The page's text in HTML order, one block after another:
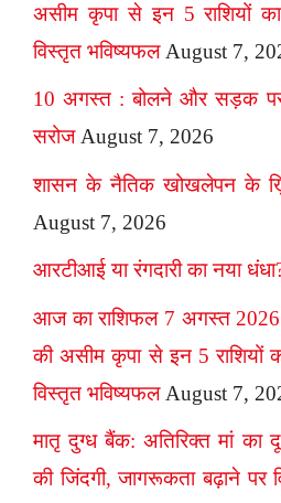
असीम कृपा से इन 5 राशियों का
विस्तृत भविष्यफल August 7,
10 अगस्त : बोलने और सड़क
सरोज August 7, 2026
शासन के नैतिक खोखलेपन के
August 7, 2026
आरटीआई या रंगदारी का नया
आज का राशिफल 7 अगस्त 2026:
की असीम कृपा से इन 5 राशियों
विस्तृत भविष्यफल August 7,
मातृ दुग्ध बैंक: अतिरिक्त मां का
की जिंदगी, जागरूकता बढ़ाने पर